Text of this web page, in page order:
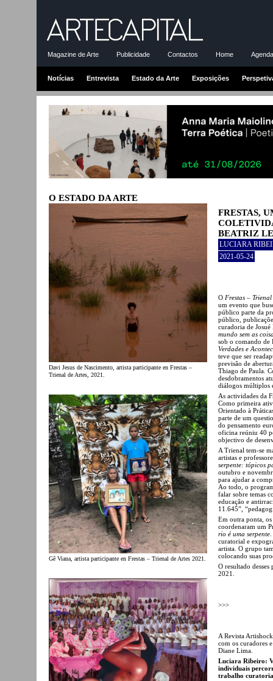
Magazine de Arte Publicidade Contactos Home
Notícias Entrevista Estado da Arte Exposições
O ESTADO DA ARTE
Davi Jesus de Nascimento, artista participante en Frestas –
Trienal de Artes, 2021.
Gê Viana, artista participante en Frestas – Trienal de Artes 2021.
FRESTAS,
BEATRIZ
LUCIARA
2021-05-24
O Frestas –
um evento que
público parte da
público,
curadoria de
mundo sem as
sob o comando
Verdades e
teve que ser
previsão de
Thiago de Paula.
desdobramentos
diálogos múltiplos
As actividades da
Como primeira
Orientado à
parte de um
do pensamento
oficina reúniu 40
objectivo de
A Trienal tem-se
artistas e
serpente: tópicos
outubro e
para ajudar a
Ao todo, o
falar sobre temas
educação e
11.645”,
Em outra ponta,
coordenaram um
rio é uma serpente
curatorial e
artista. O grupo
colocando suas
O resultado
2021.
>>>
A Revista
com os curadores
Diane Lima.
Luciara Ribeiro:
individuais
trabalho